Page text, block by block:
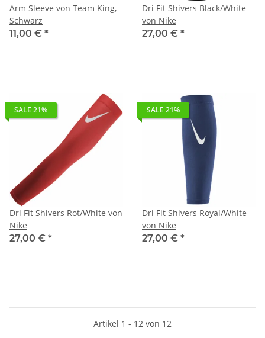
Schwarz
11,00 €
von Nike
27,00 €
Dri Fit Shivers Rot/White von
Nike
27,00 €
Dri Fit Shivers Royal/White
von Nike
27,00 €
Artikel 1 - 12 von 12